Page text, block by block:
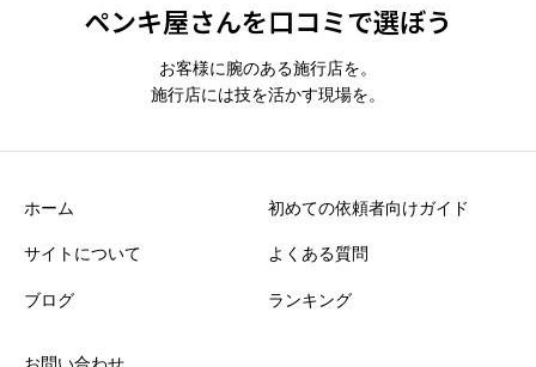
ペンキ屋さんを口コミで選ぼう
お客様に腕のある施行店を。
施行店には技を活かす現場を。
ホーム
サイトについて
ブログ
初めての依頼者向けガイド
よくある質問
ランキング